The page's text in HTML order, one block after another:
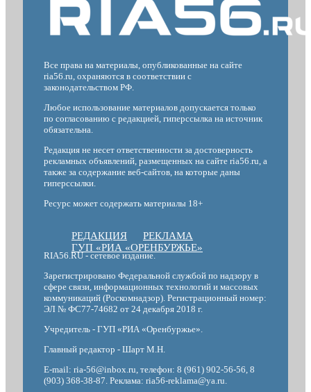
Все права на материалы, опубликованные на сайте
ria56.ru, охраняются в соответствии с
законодательством РФ.
Любое использование материалов допускается только
по согласованию с редакцией, гиперссылка на источник
обязательна.
Редакция не несет ответственности за достоверность
рекламных объявлений, размещенных на сайте ria56.ru, а
также за содержание веб-сайтов, на которые даны
гиперссылки.
Ресурс может содержать материалы 18+
РЕДАКЦИЯ
РЕКЛАМА
ГУП «РИА «ОРЕНБУРЖЬЕ»
RIA56.RU - сетевое издание.
Зарегистрировано Федеральной службой по надзору в
сфере связи, информационных технологий и массовых
коммуникаций (Роскомнадзор). Регистрационный номер:
ЭЛ № ФС77-74682 от 24 декабря 2018 г.
Учредитель - ГУП «РИА «Оренбуржье».
Главный редактор - Шарт М.Н.
E-mail: ria-56@inbox.ru, телефон: 8 (961) 902-56-56, 8
(903) 368-38-87. Реклама: ria56-reklama@ya.ru.